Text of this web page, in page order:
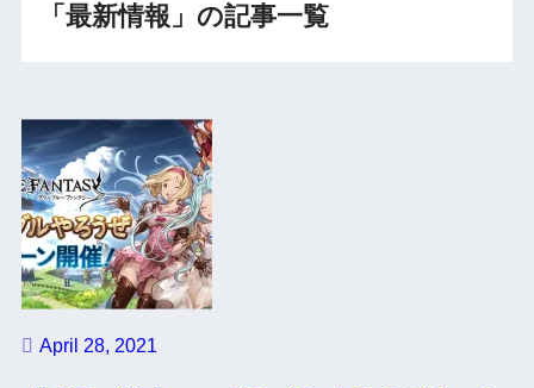
「最新情報」の記事一覧
April 28, 2021